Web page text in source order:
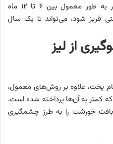
به طور معمول بین ۶ تا ۱۲ ماه
فریز شود، می‌تواند تا یک سال
از لیز
پخت، علاوه بر روش‌های معمول،
کمتر به آن‌ها پرداخته شده است.
خورشت را به ‌طرز چشمگیری